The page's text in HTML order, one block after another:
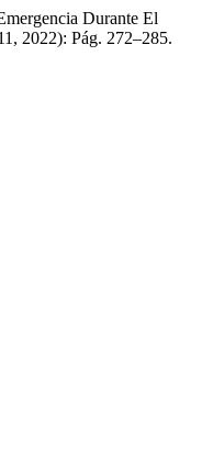
Durante El
2022): Pág. 272–285.